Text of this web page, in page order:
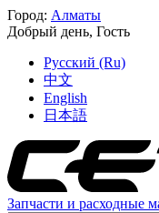
Город: Алматы
Добрый день, Гость
Русский (Ru)
中文
English
日本語
Запчасти и расходные